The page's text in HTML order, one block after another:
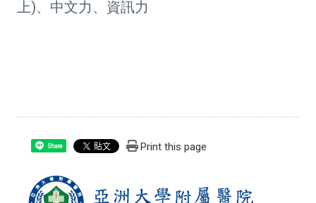
上)、中文力、資訊力
Share Print this page